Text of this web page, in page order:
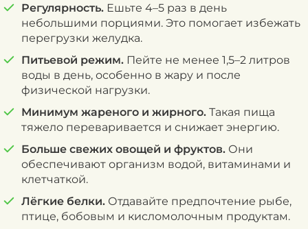
Регулярность. Ешьте 4–5 раз в день
небольшими порциями. Это помогает избежать
перегрузки желудка.
Питьевой режим. Пейте не менее 1,5–2 литров
воды в день, особенно в жару и после
физической нагрузки.
Минимум жареного и жирного. Такая пища
тяжело переваривается и снижает энергию.
Больше свежих овощей и фруктов. Они
обеспечивают организм водой, витаминами и
клетчаткой.
Лёгкие белки. Отдавайте предпочтение рыбе,
птице, бобовым и кисломолочным продуктам.